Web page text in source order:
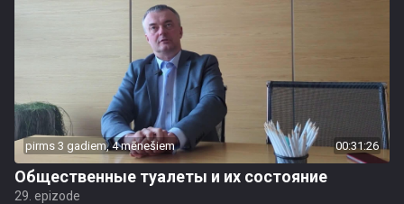
pirms 3 gadiem, 4 mēnešiem 00:31:26
Общественные туалеты и их состояние
29. epizode